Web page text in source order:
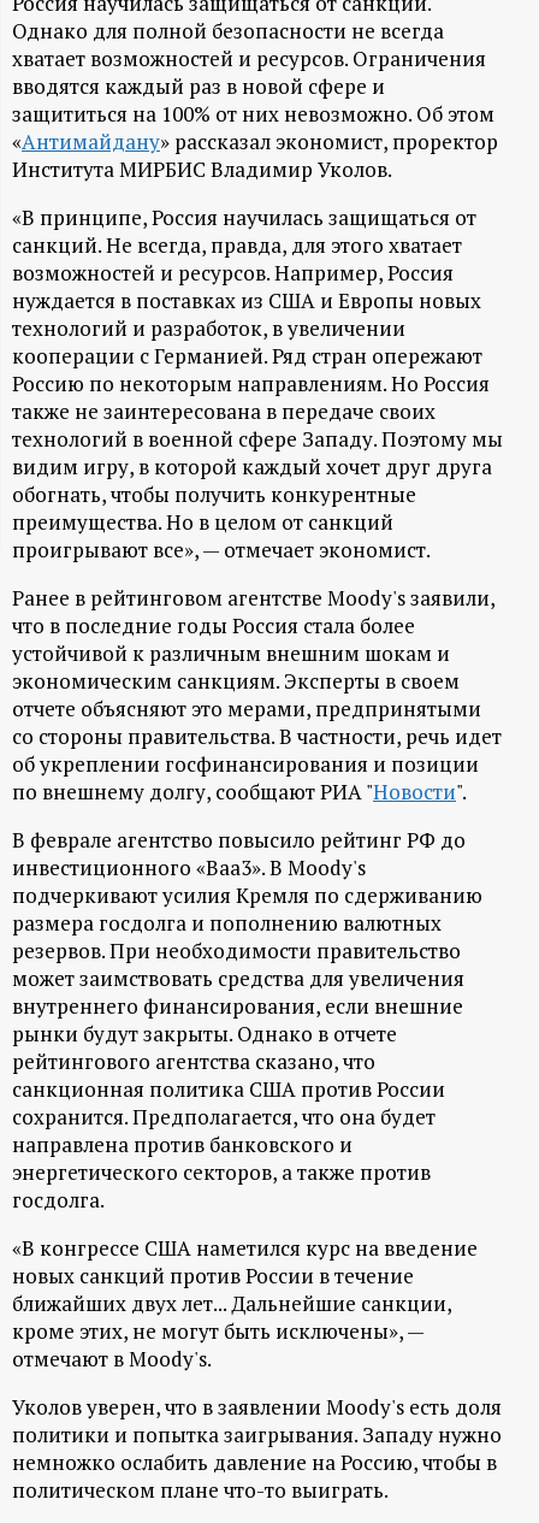
Н
-
и
н
ф
о
р
м
а
ц
и
о
н
н
ы
й
п
о
р
т
а
л
Однако для полной безопасности не всегда
хватает возможностей и ресурсов. Ограничения
вводятся каждый раз в новой сфере и
защититься на 100% от них невозможно. Об этом
«Антимайдану» рассказал экономист, проректор
Института МИРБИС Владимир Уколов.
«В принципе, Россия научилась защищаться от
санкций. Не всегда, правда, для этого хватает
возможностей и ресурсов. Например, Россия
нуждается в поставках из США и Европы новых
технологий и разработок, в увеличении
кооперации с Германией. Ряд стран опережают
Россию по некоторым направлениям. Но Россия
также не заинтересована в передаче своих
технологий в военной сфере Западу. Поэтому мы
видим игру, в которой каждый хочет друг друга
обогнать, чтобы получить конкурентные
преимущества. Но в целом от санкций
проигрывают все», — отмечает экономист.
Ранее в рейтинговом агентстве Moody's заявили,
что в последние годы Россия стала более
устойчивой к различным внешним шокам и
экономическим санкциям. Эксперты в своем
отчете объясняют это мерами, предпринятыми
со стороны правительства. В частности, речь идет
об укреплении госфинансирования и позиции
по внешнему долгу, сообщают РИА "Новости".
В феврале агентство повысило рейтинг РФ до
инвестиционного «Baa3». В Moody's
подчеркивают усилия Кремля по сдерживанию
размера госдолга и пополнению валютных
резервов. При необходимости правительство
может заимствовать средства для увеличения
внутреннего финансирования, если внешние
рынки будут закрыты. Однако в отчете
рейтингового агентства сказано, что
санкционная политика США против России
сохранится. Предполагается, что она будет
направлена против банковского и
энергетического секторов, а также против
госдолга.
«В конгрессе США наметился курс на введение
новых санкций против России в течение
ближайших двух лет... Дальнейшие санкции,
кроме этих, не могут быть исключены», —
отмечают в Moody's.
Уколов уверен, что в заявлении Moody's есть доля
политики и попытка заигрывания. Западу нужно
немножко ослабить давление на Россию, чтобы в
политическом плане что-то выиграть.